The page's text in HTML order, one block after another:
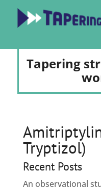
Tapering
Tryptizol)
Recent Posts
An observational